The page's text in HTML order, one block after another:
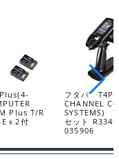
Plus T/R
Eｘ2付
フタバ
CHANNEL
SYSTEMS)
セット
035906